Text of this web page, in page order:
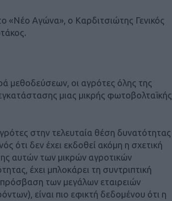
«Νέο Αγώνα», ο Καρδιτσιώτης Γενικός
μεθοδεύσεων, οι αγρότες όλης της
μιας μικρής φωτοβολταϊκής
στην τελευταία θέση δυνατότητας
ότι δεν έχει εκδοθεί ακόμη η σχετική
αυτών των μικρών αγροτικών
έχει μπλοκάρει τη συντριπτική
των μεγάλων εταιρειών
είναι πιο εφικτή δεδομένου ότι η